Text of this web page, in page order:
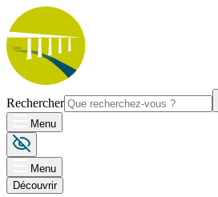
Rechercher
Menu
Menu
Découvrir